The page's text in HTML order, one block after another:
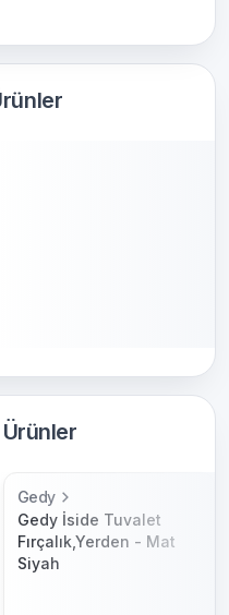
Gedy
Gedy İside Tuvalet
Fırçalık,Yerden - Mat
Siyah